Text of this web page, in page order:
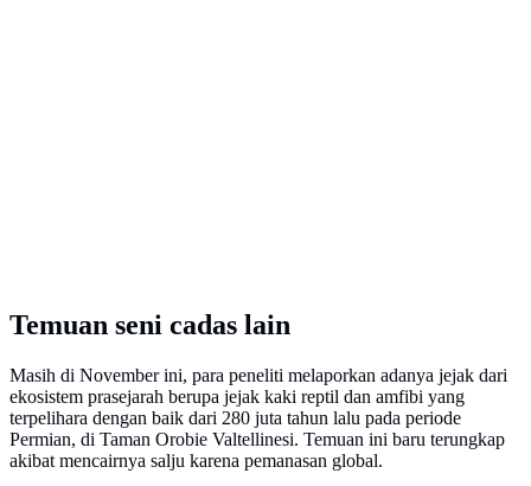
Temuan seni cadas lain
Masih di November ini, para peneliti melaporkan adanya jejak dari
ekosistem prasejarah berupa jejak kaki reptil dan amfibi yang
terpelihara dengan baik dari 280 juta tahun lalu pada periode
Permian, di Taman Orobie Valtellinesi. Temuan ini baru terungkap
akibat mencairnya salju karena pemanasan global.